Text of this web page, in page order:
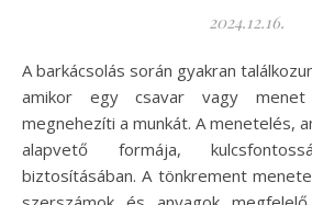
2024.12.16.
A barkácsolás során gyakran találkozunk olyan helyzetekkel,
amikor egy csavar vagy
megnehezíti a munkát. A menetelés,
alapvető formája,
biztosításában. A tönkrement